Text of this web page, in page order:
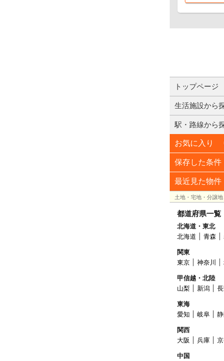
トップページ
生活施設から
駅・路線から
お気に入り
保存した条件
最近見た物件
土地・宅地・分譲
都道府県一覧
北海道・東北
北海道
青森
関東
東京
神奈川
甲信越・北陸
山梨
新潟
東海
愛知
岐阜
関西
大阪
兵庫
中国